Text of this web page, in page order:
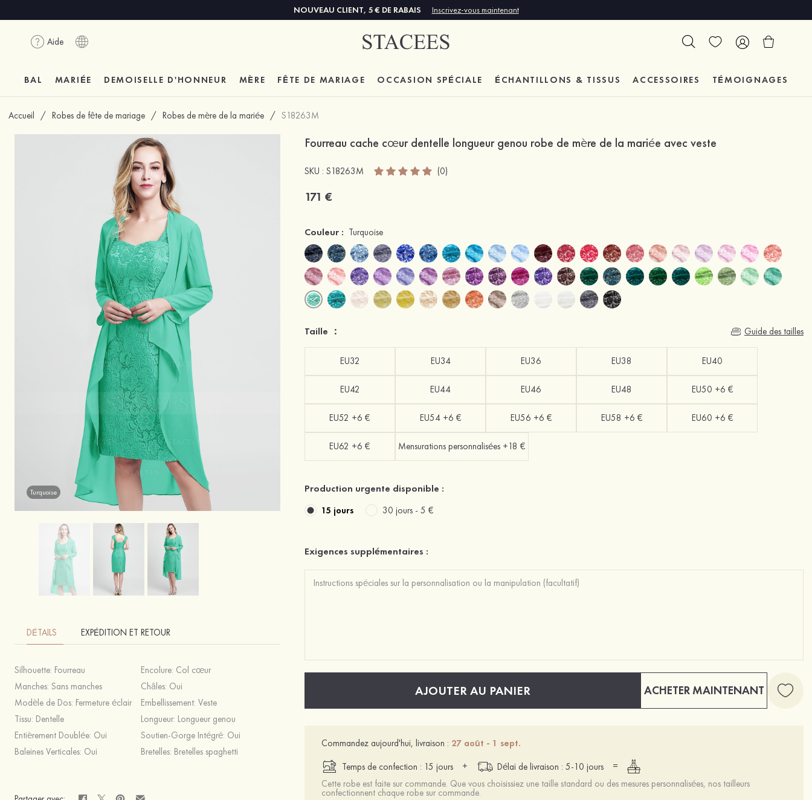
NOUVEAU CLIENT, 5 € DE RABAIS Inscrivez-vous maintenant
Aide
BAL MARIÉE DEMOISELLE D'HONNEUR MÈRE FÊTE DE MARIAGE OCCASION SPÉCIALE ÉCHANTILLONS & TISSUS ACCESSOIRES TÉMOIGNAGES
Accueil / Robes de fête de mariage / Robes de mère de la mariée / S18263M
Turquoise
DÉTAILS EXPÉDITION ET RETOUR
Silhouette: Fourreau Encolure: Col cœur
Manches: Sans manches Châles: Oui
Modèle de Dos: Fermeture éclair Embellissement: Veste
Tissu: Dentelle Longueur: Longueur genou
Entièrement Doublée: Oui Soutien-Gorge Intégré: Oui
Baleines Verticales: Oui Bretelles: Bretelles spaghetti
Fourreau cache cœur dentelle longueur genou robe de mère de la mariée avec veste
SKU : S18263M (0)
171 €
Couleur : Turquoise
Taille ： Guide des tailles
EU32 EU34 EU36 EU38 EU40
EU42 EU44 EU46 EU48 EU50 +6 €
EU52 +6 € EU54 +6 € EU56 +6 € EU58 +6 € EU60 +6 €
EU62 +6 € Mensurations personnalisées +18 €
Production urgente disponible :
15 jours 30 jours - 5 €
Exigences supplémentaires :
AJOUTER AU PANIER ACHETER MAINTENANT
Commandez aujourd'hui, livraison : 27 août - 1 sept.
Temps de confection : 15 jours
+ Délai de livraison : 5-10 jours
=
Cette robe est faite sur commande. Que vous choisissiez une taille standard ou des mesures personnalisées, nos tailleurs
confectionnent chaque robe sur commande.